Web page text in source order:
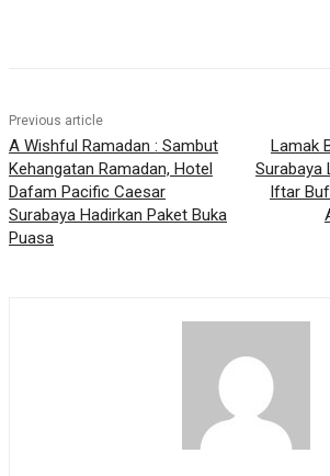
Previous article
A Wishful Ramadan : Sambut
Kehangatan Ramadan, Hotel
Dafam Pacific Caesar
Surabaya Hadirkan Paket Buka
Puasa
Lamak
Surabaya
Iftar